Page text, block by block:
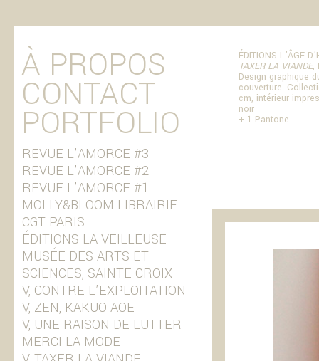
ÉDITIONS L’ÂGE
TAXER LA VIANDE,
Design graphique
couverture.
cm, intérieur
noir
+ 1 Pantone.
À PROPOS
CONTACT
PORTFOLIO
REVUE L’AMORCE #3
REVUE L’AMORCE #2
REVUE L’AMORCE #1
MOLLY&BLOOM LIBRAIRIE
CGT PARIS
ÉDITIONS LA VEILLEUSE
MUSÉE DES ARTS ET
SCIENCES, SAINTE-CROIX
V, CONTRE L’EXPLOITATION
V, ZEN, KAKUO AOE
V, UNE RAISON DE LUTTER
MERCI LA MODE